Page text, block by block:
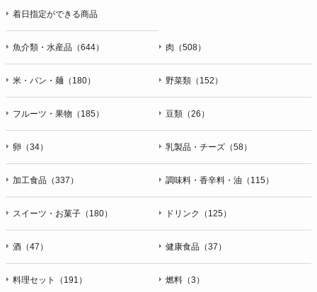
着日指定ができる商品
魚介類・水産品（644） 肉（508）
米・パン・麺（180） 野菜類（152）
フルーツ・果物（185） 豆類（26）
卵（34） 乳製品・チーズ（58）
加工食品（337） 調味料・香辛料・油（115）
スイーツ・お菓子（180） ドリンク（125）
酒（47） 健康食品（37）
料理セット（191） 燃料（3）